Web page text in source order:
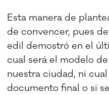
Esta manera de
de convencer, pues
edil demostró en el
cual será el modelo
nuestra ciudad, ni
documento final o si